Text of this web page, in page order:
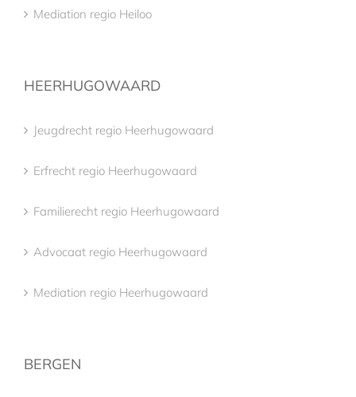
Mediation regio Heiloo
HEERHUGOWAARD
Jeugdrecht regio Heerhugowaard
Erfrecht regio Heerhugowaard
Familierecht regio Heerhugowaard
Advocaat regio Heerhugowaard
Mediation regio Heerhugowaard
BERGEN